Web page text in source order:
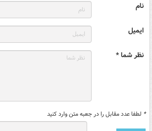
نام
ایمیل
نظر شما *
* لطفا عدد مقابل را در جعبه متن وارد کنید